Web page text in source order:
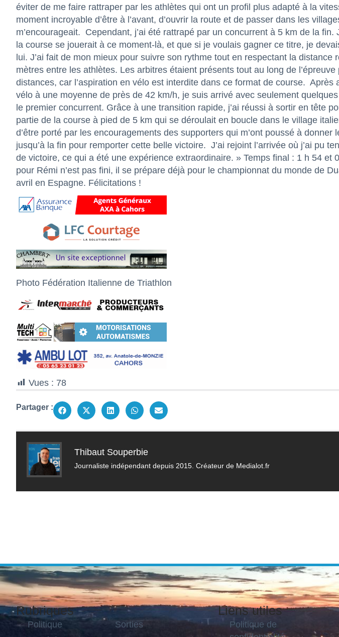
éviter de me faire rattraper par les athlètes qui ont un profil plus adapté à la
moment incroyable d’être à l’avant, d’ouvrir la route et de passer dans les
m’encourageait. Cependant, j’ai été rattrapé par un concurrent à 5 km de la fin.
la course se jouerait à ce moment-là, et que si je voulais gagner ce titre, je
lui. J’ai fait de mon mieux pour suivre son rythme tout en respectant la distance
mètres entre les athlètes. Les arbitres étaient présents tout au long de
distances, car l’aspiration en vélo est interdite dans ce format de course. Après
vélo à une moyenne de près de 42 km/h, je suis arrivé avec seulement
le premier concurrent. Grâce à une transition rapide, j’ai réussi à sortir en tête
partie de la course à pied de 5 km qui se déroulait en boucle dans le village
d’être porté par les encouragements des supporters qui m’ont poussé à donner
jusqu’à la fin pour remporter cette belle victoire. J’ai rejoint l’arrivée où j’ai pu
de victoire, ce qui a été une expérience extraordinaire. » Temps final : 1 h 54 et
pour Rémi n’est pas fini, il se prépare déjà pour le championnat du monde de
avril en Espagne. Félicitations !
Photo Fédération Italienne de Triathlon
Vues : 78
Partager :
Thibaut Souperbie
Journaliste indépendant depuis 2015. Créateur de Medialot.fr
Rubriques
Politique
Sorties
Liens utiles
Politique de